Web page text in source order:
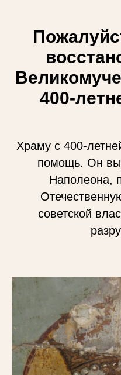
400-
Храму с 400-
помощь. Он
Наполеона,
советской